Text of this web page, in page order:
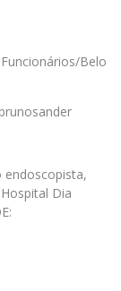
Belo
endoscopista,
Dia